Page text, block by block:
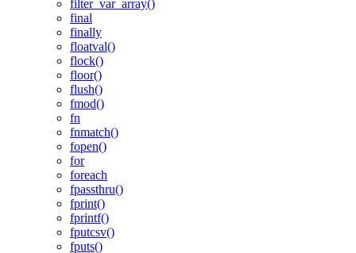
filter_var_array()
final
finally
floatval()
flock()
floor()
flush()
fmod()
fn
fnmatch()
fopen()
for
foreach
fpassthru()
fprint()
fprintf()
fputcsv()
fputs()